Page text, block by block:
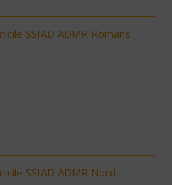
SSIAD ADMR Romans
SSIAD ADMR Nord